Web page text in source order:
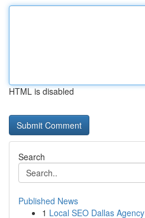
HTML is disabled
Search
Published News
1 Local SEO Dallas Agency